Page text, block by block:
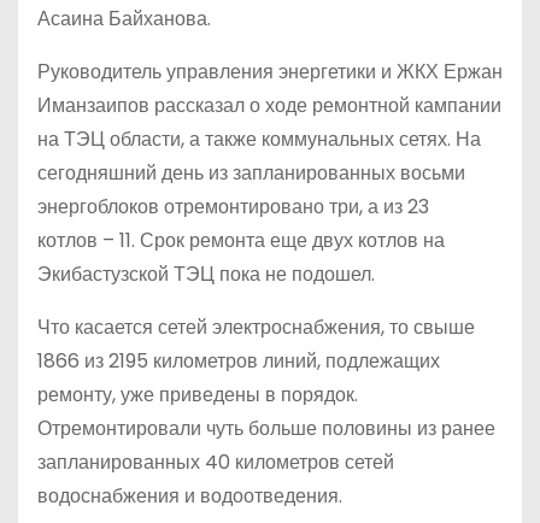
Асаина Байханова.
Руководитель управления энергетики и ЖКХ Ержан
Иманзаипов рассказал о ходе ремонтной кампании
на ТЭЦ области, а также коммунальных сетях. На
сегодняшний день из запланированных восьми
энергоблоков отремонтировано три, а из 23
котлов – 11. Срок ремонта еще двух котлов на
Экибастузской ТЭЦ пока не подошел.
Что касается сетей электроснабжения, то свыше
1866 из 2195 километров линий, подлежащих
ремонту, уже приведены в порядок.
Отремонтировали чуть больше половины из ранее
запланированных 40 километров сетей
водоснабжения и водоотведения.